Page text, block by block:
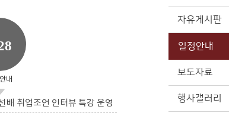
자유게시판
일정안내
보도자료
행사갤러리
내
배 취업조언 인터뷰 특강 운영